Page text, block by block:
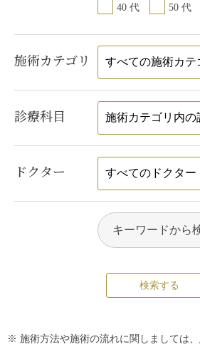
40 代 50 代
施術カテゴリ
診療科目
ドクター
※ 施術方法や施術の流れに関しましては